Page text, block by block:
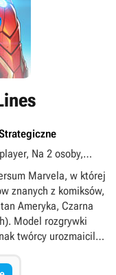
Na 2 osoby,
Zagraj za darmo
Marvela, w której
znanych z komiksów,
Ameryka, Czarna
Model rozgrywki
twórcy urozmaicili